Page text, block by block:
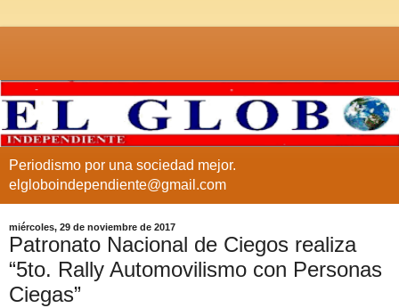
Periodismo por una sociedad mejor.
elgloboindependiente@gmail.com
miércoles, 29 de noviembre de 2017
Patronato Nacional de Ciegos realiza
“5to. Rally Automovilismo con Personas
Ciegas”